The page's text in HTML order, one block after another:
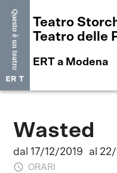
Teatro
Teatro delle
ERT a Modena
Wasted
dal 17/12/2019 al
ORARI